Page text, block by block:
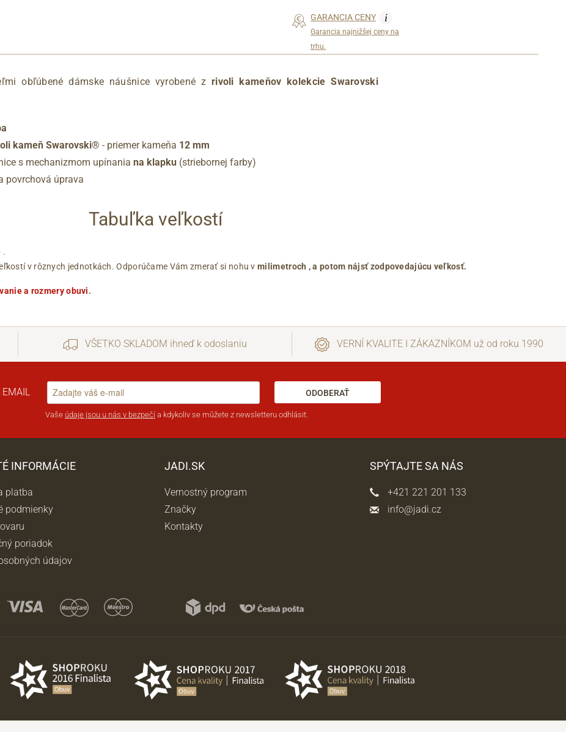
GARANCIA CENY i
Garancia najnižšej ceny na
trhu.
obľúbené dámske náušnice vyrobené z rivoli kameňov kolekcie Swarovski
kameň Swarovski® - priemer kameňa 12 mm
s mechanizmom upínania na klapku (striebornej farby)
povrchová úprava
Tabuľka veľkostí
.
v rôznych jednotkách. Odporúčame Vám zmerať si nohu vmilimetroch , a potom nájsť zodpovedajúcu veľkosť.
a rozmery obuvi.
VŠETKO SKLADOM ihneď k odoslaniu VERNÍ KVALITE I ZÁKAZNÍKOM už od roku 1990
ODOBERAŤ
Vaše údaje jsou u nás v bezpečí a kdykoliv se můžete z newsletteru odhlásit.
INFORMÁCIE
platba
podmienky
poriadok
údajov
JADI.SK
Vernostný program
Značky
Kontakty
SPÝTAJTE SA NÁS
+421 221 201 133
info@jadi.cz